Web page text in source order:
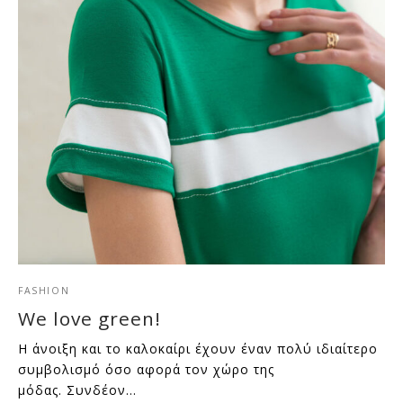
FASHION
We love green!
Η άνοιξη και το καλοκαίρι έχουν έναν πολύ ιδιαίτερο
συμβολισμό όσο αφορά τον χώρο της
μόδας. Συνδέον…